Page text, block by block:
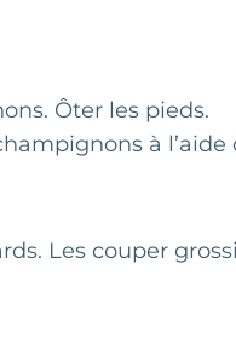
Ôter les pieds.
à l’aide
Les couper